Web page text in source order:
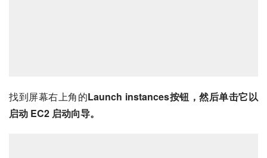
找到屏幕右上角的Launch instances按钮，然后单击它以
启动 EC2 启动向导。